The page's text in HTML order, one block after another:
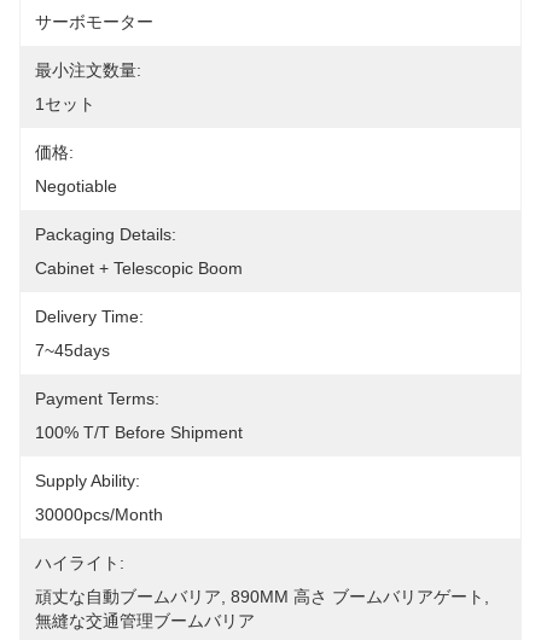
サーボモーター
最小注文数量:
1セット
価格:
Negotiable
Packaging Details:
Cabinet + Telescopic Boom
Delivery Time:
7~45days
Payment Terms:
100% T/T Before Shipment
Supply Ability:
30000pcs/month
ハイライト:
頑丈な自動ブームバリア 890MM 高さ ブームバリアゲート
無縫な交通管理ブームバリア